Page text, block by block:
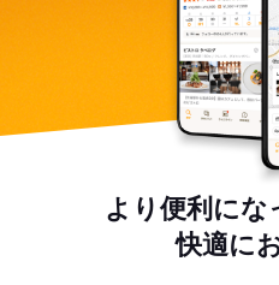
より便利に
快適に